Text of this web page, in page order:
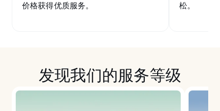
价格获得优质服务。
松。
发现我们的服务等级